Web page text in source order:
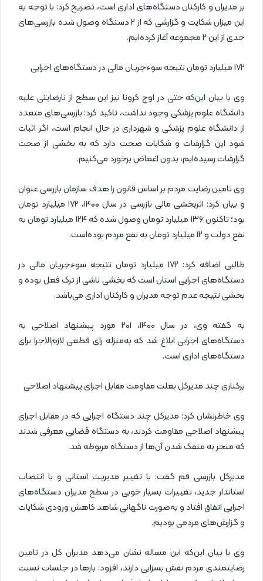
بر مدیران و کارکنان دستگاه‌های اداری است، تصریح کرد: با توجه به
این میزان شکایت و گزارشی که از ۲ دستگاه وصول شده بازرسی‌های
جدی از این ۲ مجموعه آغاز کرده‌ایم.
۱۷۲ میلیارد تومان نتیجه سوءجریان مالی در دستگاه‌های اجرایی
وی با بیان این‌که حتی در اوج کرونا نیز این سطح از نارضایتی علیه
دانشگاه علوم پزشکی وجود نداشت، تاکید کرد: بازرسی‌های متعدد
از دانشگاه علوم پزشکی و شهرداری در حال انجام است، اگر اثبات
شود این گزارشات و شکایات صحت دارد که به بخشی از صحت
گزارشات رسیده‌ایم، بدون اغماض برخورد می‌کنیم.
وی تامین رضایت مردم بر اساس قانون را هدف سازمان بازرسی عنوان
و بیان کرد: اثربخشی مالی بازرسی در سال ۱۴۰۰، ۱۷۲ میلیارد تومان
بود؛ تاکنون ۱۳۶ میلیارد تومان وصول شده که ۱۲۴ میلیارد تومان به
نفع دولت و ۱۲ میلیارد تومان به نفع مردم بوده‌است.
طالبی اضافه کرد: ۱۷۲ میلیارد تومان نتیجه سوءجریان مالی در
دستگاه‌های اجرایی استان است که بخشی ناشی از ترک فعل بوده و
بخشی نتیجه عدم توجه مدیران و کارکنان اداری می‌باشد.
به گفته وی،‌ در سال ۱۴۰۰، ۲۰۱ مورد پیشنهاد اصلاحی به
دستگاه‌های اجرایی ابلاغ شد که به‌منزله رای قطعی لازم‌الاجرا برای
دستگاه‌های اداری است.
برکناری چند مدیرکل بعلت مقاومت مقابل اجرای پیشنهاد اصلاحی
وی خاطرنشان کرد: مدیرکل چند دستگاه اجرایی که در مقابل اجرای
پیشنهاد اصلاحی مقاومت کردند، به دستگاه قضایی معرفی شدند
که منجر به منفک شدن آن‌ها از دستگاه مربوطه شد.
مدیرکل بازرسی قم گفت: با تغییر مدیریت استانی و با انتصاب
استاندار جدید، تغییرات بسیار خوبی در سطح مدیران دستگاه‌های
اجرایی اتفاق افتاد و به‌صورت ناگهانی شاهد کاهش ورودی شکایات
و گزارش‌های مردمی بودیم.
وی با بیان این‌که این مساله نشان می‌دهد مدیران کل در تامین
رضایتمندی مردم نقش بسزایی دارند، افزود: بارها در جلسات نسبت